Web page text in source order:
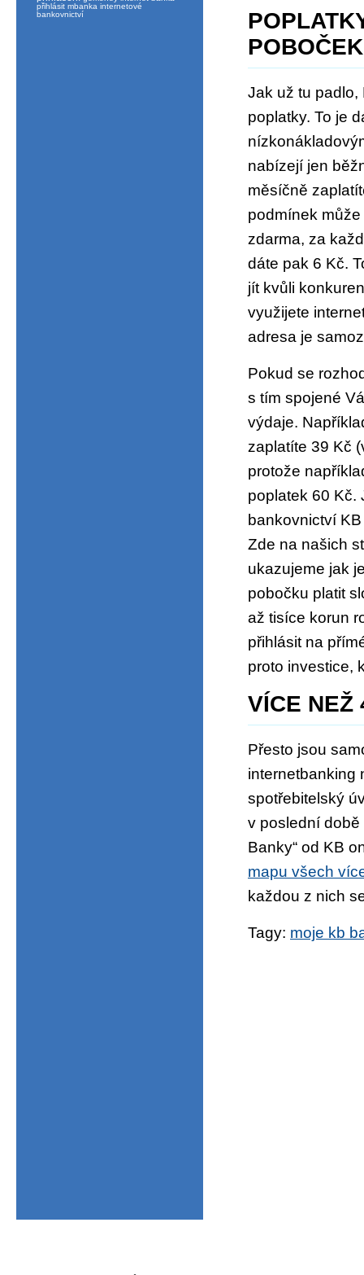
POBOČEK
Jak už tu
poplatky. To je
nabízejí jen
měsíčně
podmínek
zdarma, za
dáte pak 6 Kč.
jít kvůli
využijete
adresa je
Pokud se
s tím spojené
výdaje.
zaplatíte 39 Kč
protože
poplatek 60 Kč.
bankovnictví
Zde na našich
ukazujeme jak
pobočku platit
až tisíce korun
přihlásit na
proto investice,
VÍCE NEŽ
Přesto jsou
internetbanking
spotřebitelský
v poslední době
Banky“ od KB
mapu všech
každou z nich
Tagy: moje kb
přihlásit mbanka internetové
bankovnictví